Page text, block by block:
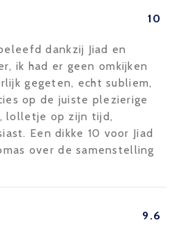
10
dankzij Jiad en
ik had er geen omkijken
gegeten, echt subliem,
op de juiste plezierige
lolletje op zijn tijd,
Een dikke 10 voor Jiad
over de samenstelling
9.6